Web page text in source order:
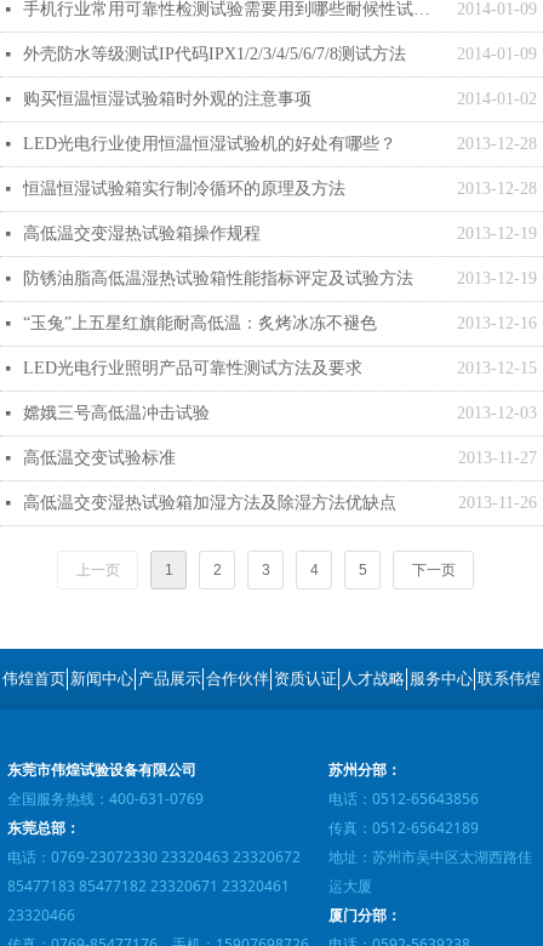
2014-01-09
넷 手机行业常用可靠性检测试验需要用到哪些耐候性试验设备和试验规范
2014-01-09
넷 外壳防水等级测试IP代码IPX1/2/3/4/5/6/7/8测试方法
2014-01-02
넷 购买恒温恒湿试验箱时外观的注意事项
2013-12-28
넷 LED光电行业使用恒温恒湿试验机的好处有哪些？
2013-12-28
넷 恒温恒湿试验箱实行制冷循环的原理及方法
2013-12-19
넷 高低温交变湿热试验箱操作规程
2013-12-19
넷 防锈油脂高低温湿热试验箱性能指标评定及试验方法
2013-12-16
넷 “玉兔”上五星红旗能耐高低温：炙烤冰冻不褪色
2013-12-15
넷 LED光电行业照明产品可靠性测试方法及要求
2013-12-03
넷 嫦娥三号高低温冲击试验
2013-11-27
넷 高低温交变试验标准
2013-11-26
넷 高低温交变湿热试验箱加湿方法及除湿方法优缺点
上一页 1 2 3 4 5 下一页
伟煌首页 新闻中心 产品展示 合作伙伴 资质认证 人才战略 服务中心 联系伟煌
东莞市伟煌试验设备有限公司
全国服务热线：400-631-0769
东莞总部：
电话：0769-23072330 23320463 23320672
85477183 85477182 23320671 23320461
23320466
苏州分部：
电话：0512-65643856
传真：0512-65642189
地址：苏州市吴中区太湖西路佳
运大厦
厦门分部：